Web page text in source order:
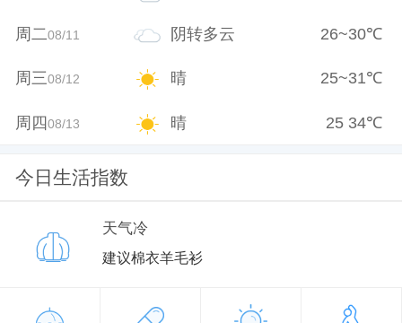
周二08/11 阴转多云 26~30℃
周三08/12 晴 25~31℃
周四08/13 晴 25 34℃
今日生活指数
天气冷
建议棉衣羊毛衫